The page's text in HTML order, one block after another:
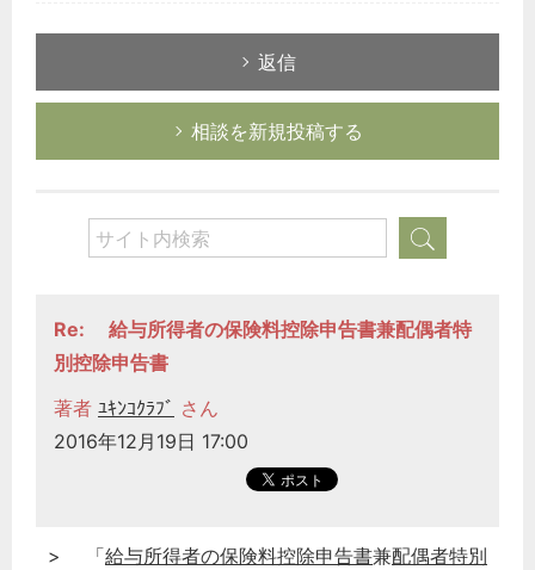
返信
相談を新規投稿する
Re: 給与所得者の保険料控除申告書兼配偶者特
別控除申告書
著者 ﾕｷﾝｺｸﾗﾌﾞ さん
2016年12月19日 17:00
> 「給与所得者の保険料控除申告書兼配偶者特別